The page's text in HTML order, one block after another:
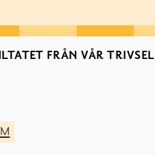
FRÅN VÅR TRIVSEL